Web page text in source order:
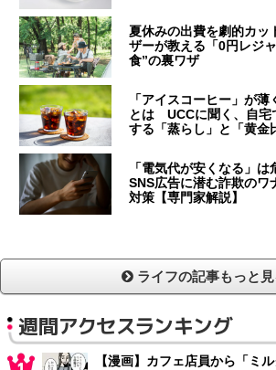
夏休みの出費を劇的カ
ザーが教える「0円レジ
食”の裏ワザ
「アイスコーヒー」が
とは UCCに聞く、自宅
する「蒸らし」と「黄金
「電気代が安くなる」
SNS広告に潜む詐欺の
対策【専門家解説】
ライフの記事もっと見
週間アクセスランキング
【漫画】カフェ店員から「ミ